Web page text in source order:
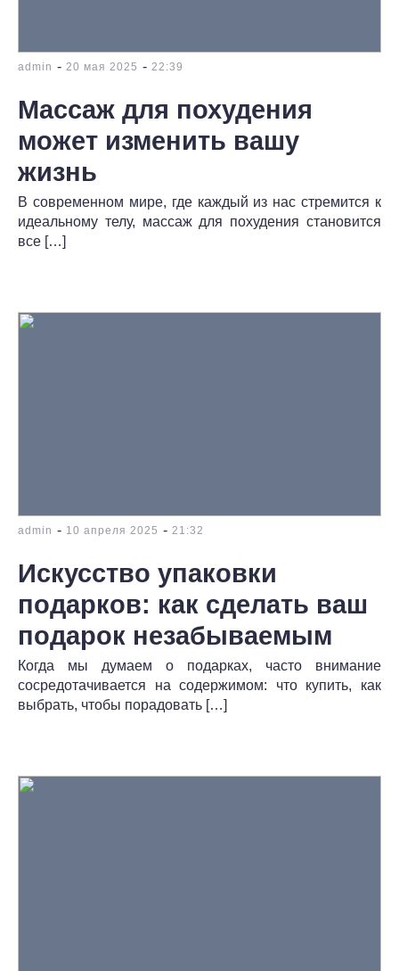
admin - 20 мая 2025 - 22:39
Массаж для похудения
может изменить вашу
жизнь
В современном мире, где каждый из нас стремится к
идеальному телу, массаж для похудения становится
все […]
admin - 10 апреля 2025 - 21:32
Искусство упаковки
подарков: как сделать ваш
подарок незабываемым
Когда мы думаем о подарках, часто внимание
сосредотачивается на содержимом: что купить, как
выбрать, чтобы порадовать […]